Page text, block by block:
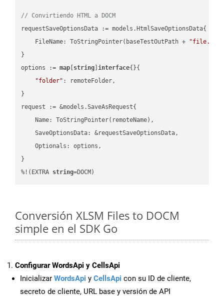
// Convirtiendo HTML a DOCM
requestSaveOptionsData := models.HtmlSaveOptionsData{
    FileName: ToStringPointer(baseTestOutPath +
}
options := map string ]interface{}{
"folder" : remoteFolder,
}
request := &models.SaveAsRequest{
    Name: ToStringPointer(remoteName),
    SaveOptionsData: &requestSaveOptionsData,
    Optionals: options,
}
%!(EXTRA string=DOCM)
Conversión XLSM Files to DOCM
simple en el SDK Go
Configurar WordsApi y CellsApi
Inicializar WordsApi y CellsApi con su ID de cliente,
secreto de cliente, URL base y versión de API